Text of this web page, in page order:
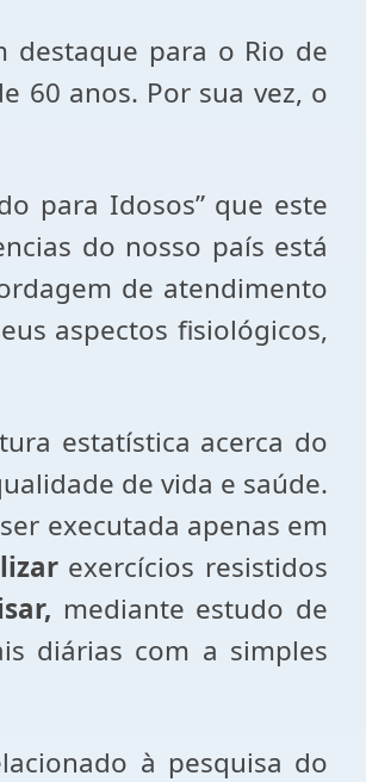
destaque para o Rio de
60 anos. Por sua vez, o
para Idosos” que este
do nosso país está
de atendimento
aspectos fisiológicos,
estatística acerca do
de vida e saúde.
executada apenas em
exercícios resistidos
mediante estudo de
diárias com a simples
à pesquisa do